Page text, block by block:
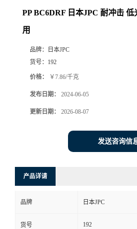
PP BC6DRF 日本JPC 耐冲击
用
品牌：
日本JPC
货号： 192
价格： ￥7.86/千克
发布日期： 2024-06-05
更新日期： 2026-08-07
发送咨询信
产品详请
品牌 日本JPC
货号 192